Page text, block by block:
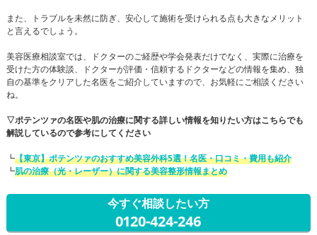
また、トラブルを未然に防ぎ、安心して施術を受けられる点も大きなメリット
と言えるでしょう。
美容医療相談室では、ドクターのご経歴や学会発表だけでなく、実際に治療を
受けた方の体験談、ドクターが評価・信頼するドクターなどの情報を集め、独
自の基準をクリアした名医をご紹介していますので、お気軽にご相談ください
ね。
▽ポテンツァの名医や肌の治療に関する詳しい情報を知りたい方はこちらでも
解説しているので参考にしてください
┗【東京】ポテンツァのおすすめ美容外科5選！名医・口コミ・費用も紹介
┗肌の治療（光・レーザー）に関する美容整形情報まとめ
今すぐ相談したい方
0120-424-246